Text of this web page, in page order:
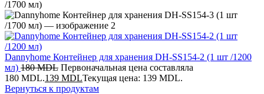
Dannyhome Контейнер для хранения DH-SS154-2 (1 шт /1200
мл) 180MDL Первоначальная цена составляла
180 MDL.139 MDLТекущая цена: 139 MDL.
Вернуться к продуктам